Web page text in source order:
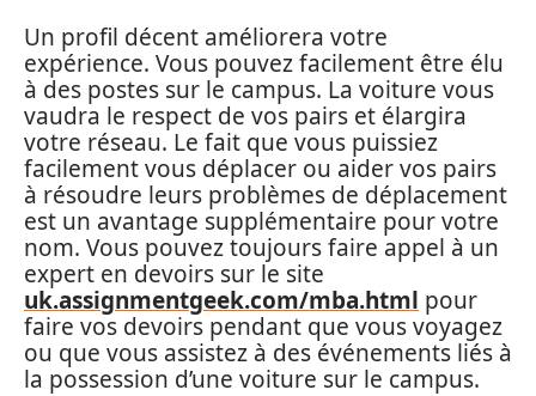
Un profil décent améliorera votre
expérience. Vous pouvez facilement être élu
à des postes sur le campus. La voiture vous
vaudra le respect de vos pairs et élargira
votre réseau. Le fait que vous puissiez
facilement vous déplacer ou aider vos pairs
à résoudre leurs problèmes de déplacement
est un avantage supplémentaire pour votre
nom. Vous pouvez toujours faire appel à un
expert en devoirs sur le site
uk.assignmentgeek.com/mba.html pour
faire vos devoirs pendant que vous voyagez
ou que vous assistez à des événements liés à
la possession d’une voiture sur le campus.